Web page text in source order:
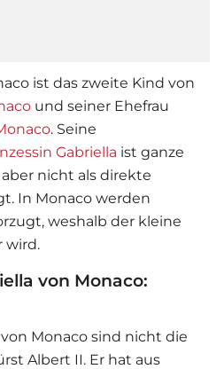
ist das zweite Kind von
und seiner Ehefrau
. Seine
Gabriella ist ganze
nicht als direkte
In Monaco werden
weshalb der kleine
wird.
von Monaco:
Monaco sind nicht die
Albert II. Er hat aus